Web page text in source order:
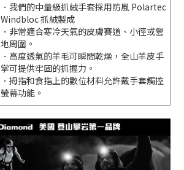
．我們的中量級抓絨手套採用防風 Polartec
Windbloc 抓絨製成
．非常適合寒冷天氣的皮膚賽道、小徑或營
地周圍。
．高度透氣的羊毛可瞬間乾燥，全山羊皮手
掌可提供牢固的抓握力。
．拇指和食指上的數位材料允許戴手套觸控
螢幕功能。